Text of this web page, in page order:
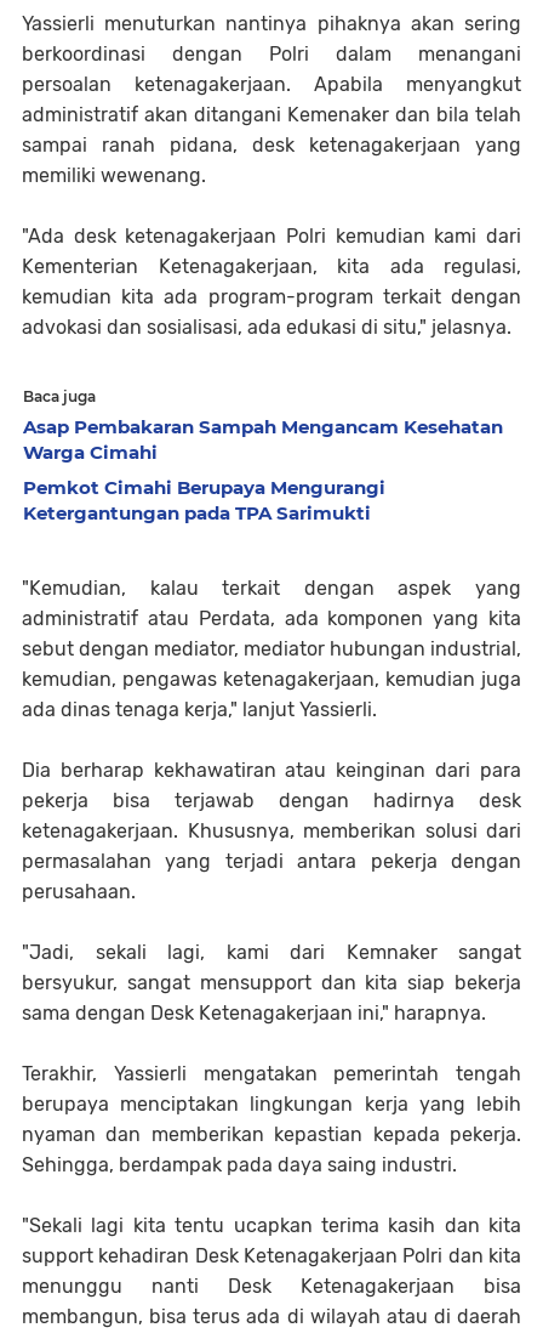
Yassierli menuturkan nantinya pihaknya akan sering
berkoordinasi dengan Polri dalam menangani
persoalan ketenagakerjaan. Apabila menyangkut
administratif akan ditangani Kemenaker dan bila telah
sampai ranah pidana, desk ketenagakerjaan yang
memiliki wewenang.
"Ada desk ketenagakerjaan Polri kemudian kami dari
Kementerian Ketenagakerjaan, kita ada regulasi,
kemudian kita ada program-program terkait dengan
advokasi dan sosialisasi, ada edukasi di situ," jelasnya.
Baca juga
Asap Pembakaran Sampah Mengancam Kesehatan
Warga Cimahi
Pemkot Cimahi Berupaya Mengurangi
Ketergantungan pada TPA Sarimukti
"Kemudian, kalau terkait dengan aspek yang
administratif atau Perdata, ada komponen yang kita
sebut dengan mediator, mediator hubungan industrial,
kemudian, pengawas ketenagakerjaan, kemudian juga
ada dinas tenaga kerja," lanjut Yassierli.
Dia berharap kekhawatiran atau keinginan dari para
pekerja bisa terjawab dengan hadirnya desk
ketenagakerjaan. Khususnya, memberikan solusi dari
permasalahan yang terjadi antara pekerja dengan
perusahaan.
"Jadi, sekali lagi, kami dari Kemnaker sangat
bersyukur, sangat mensupport dan kita siap bekerja
sama dengan Desk Ketenagakerjaan ini," harapnya.
Terakhir, Yassierli mengatakan pemerintah tengah
berupaya menciptakan lingkungan kerja yang lebih
nyaman dan memberikan kepastian kepada pekerja.
Sehingga, berdampak pada daya saing industri.
"Sekali lagi kita tentu ucapkan terima kasih dan kita
support kehadiran Desk Ketenagakerjaan Polri dan kita
menunggu nanti Desk Ketenagakerjaan bisa
membangun, bisa terus ada di wilayah atau di daerah